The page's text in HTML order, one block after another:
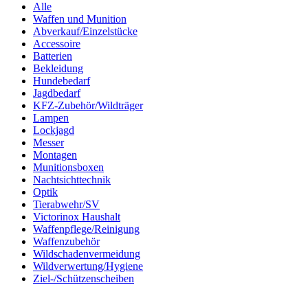
Alle
Waffen und Munition
Abverkauf/Einzelstücke
Accessoire
Batterien
Bekleidung
Hundebedarf
Jagdbedarf
KFZ-Zubehör/Wildträger
Lampen
Lockjagd
Messer
Montagen
Munitionsboxen
Nachtsichttechnik
Optik
Tierabwehr/SV
Victorinox Haushalt
Waffenpflege/Reinigung
Waffenzubehör
Wildschadenvermeidung
Wildverwertung/Hygiene
Ziel-/Schützenscheiben